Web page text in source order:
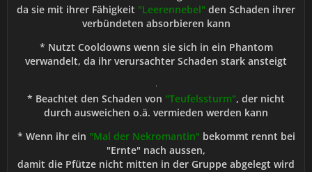
da sie mit ihrer Fähigkeit "Leerennebel" den Schaden ihrer
verbündeten absorbieren kann
* Nutzt Cooldowns wenn sie sich in ein Phantom
verwandelt, da ihr verursachter Schaden stark ansteigt
* Beachtet den Schaden von "Teufelssturm", der nicht
durch ausweichen o.ä. vermieden werden kann
* Wenn ihr ein "Mal der Nekromantin" bekommt rennt bei
"Ernte" nach aussen,
damit die Pfütze nicht mitten in der Gruppe abgelegt wird